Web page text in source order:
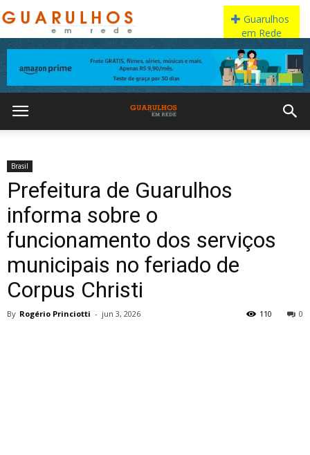
Brasil
Prefeitura de Guarulhos
informa sobre o
funcionamento dos serviços
municipais no feriado de
Corpus Christi
By Rogério Princiotti - jun 3, 2026 0
110